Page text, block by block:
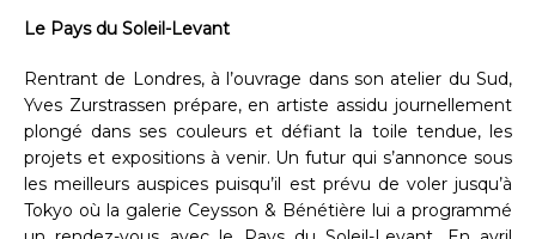
Le Pays du Soleil-Levant
Rentrant de Londres, à l’ouvrage dans son atelier du Sud,
Yves Zurstrassen prépare, en artiste assidu journellement
plongé dans ses couleurs et défiant la toile tendue, les
projets et expositions à venir. Un futur qui s’annonce sous
les meilleurs auspices puisqu’il est prévu de voler jusqu’à
Tokyo où la galerie Ceysson & Bénétière lui a programmé